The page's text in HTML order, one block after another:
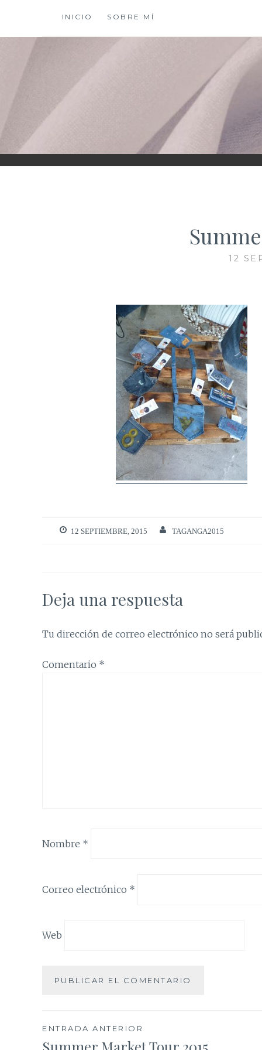
contenido
INICIO SOBRE MÍ
XIOMY LAMADRID
12
12 SEPTIEMBRE, 2015 TAGANGA2015
Deja una respuesta
Tu dirección de correo electrónico no será
Comentario *
Nombre *
Correo electrónico *
Web
Navegación
ENTRADA ANTERIOR